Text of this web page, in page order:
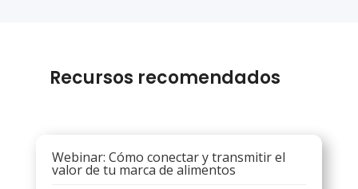
Recursos recomendados
Webinar: Cómo conectar y transmitir el
valor de tu marca de alimentos